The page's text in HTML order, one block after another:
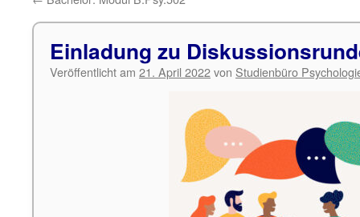
Einladung zu
Veröffentlicht am 21. April 2022von Studienbüro